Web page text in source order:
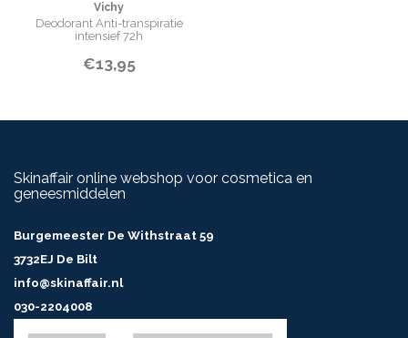
Vichy
Deodorant Anti-transpiratie
intensief 72h
€13,95
Skinaffair online webshop voor cosmetica en
geneesmiddelen
Burgemeester De Withstraat 59
3732EJ De Bilt
info@skinaffair.nl
030-2204008